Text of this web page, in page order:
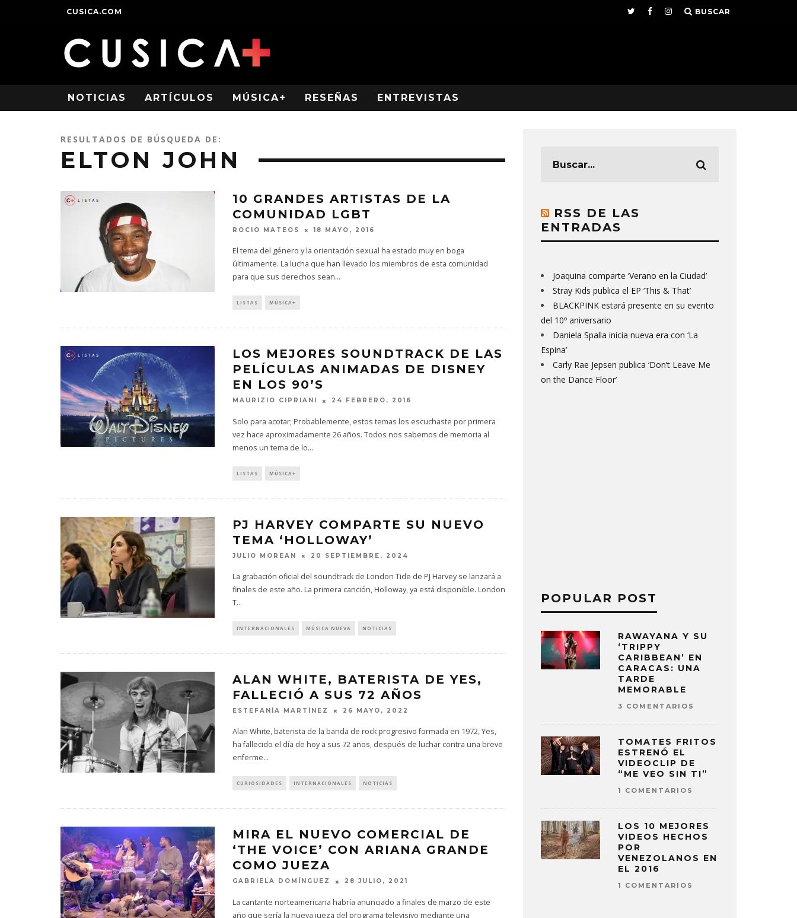
CUSICA.COM BUSCAR
NOTICIAS ARTÍCULOS MÚSICA+ RESEÑAS ENTREVISTAS
RESULTADOS DE BÚSQUEDA DE:
ELTON JOHN
10 GRANDES ARTISTAS DE LA
COMUNIDAD LGBT
ROCIO MATEOS 18 MAYO, 2016
El tema del género y la orientación sexual ha estado muy en boga
últimamente. La lucha que han llevado los miembros de esta comunidad
para que sus derechos sean...
LISTAS MÚSICA+
LOS MEJORES SOUNDTRACK DE LAS
PELÍCULAS ANIMADAS DE DISNEY
EN LOS 90’S
MAURIZIO CIPRIANI 24 FEBRERO, 2016
Solo para acotar; Probablemente, estos temas los escuchaste por primera
vez hace aproximadamente 26 años. Todos nos sabemos de memoria al
menos un tema de lo...
LISTAS MÚSICA+
PJ HARVEY COMPARTE SU NUEVO
TEMA ‘HOLLOWAY’
JULIO MOREAN 20 SEPTIEMBRE, 2024
La grabación oficial del soundtrack de London Tide de PJ Harvey se lanzará a
finales de este año. La primera canción, Holloway, ya está disponible. London
T...
INTERNACIONALES MÚSICA NUEVA NOTICIAS
ALAN WHITE, BATERISTA DE YES,
FALLECIÓ A SUS 72 AÑOS
ESTEFANÍA MARTÍNEZ 26 MAYO, 2022
Alan White, baterista de la banda de rock progresivo formada en 1972, Yes,
ha fallecido el día de hoy a sus 72 años, después de luchar contra una breve
enferme...
CURIOSIDADES INTERNACIONALES NOTICIAS
MIRA EL NUEVO COMERCIAL DE
‘THE VOICE’ CON ARIANA GRANDE
COMO JUEZA
GABRIELA DOMÍNGUEZ 28 JULIO, 2021
La cantante norteamericana habría anunciado a finales de marzo de este
año que sería la nueva jueza del programa televisivo mediante una
RSS DE LAS
ENTRADAS
Joaquina comparte ‘Verano en la Ciudad’
Stray Kids publica el EP ‘This & That’
BLACKPINK estará presente en su evento
del 10º aniversario
Daniela Spalla inicia nueva era con ‘La
Espina’
Carly Rae Jepsen publica ‘Don’t Leave Me
on the Dance Floor’
POPULAR POST
RAWAYANA Y SU
‘TRIPPY
CARIBBEAN’ EN
CARACAS: UNA
TARDE
MEMORABLE
3 COMENTARIOS
TOMATES FRITOS
ESTRENÓ EL
VIDEOCLIP DE
“ME VEO SIN TI”
1 COMENTARIOS
LOS 10 MEJORES
VIDEOS HECHOS
POR
VENEZOLANOS EN
EL 2016
1 COMENTARIOS